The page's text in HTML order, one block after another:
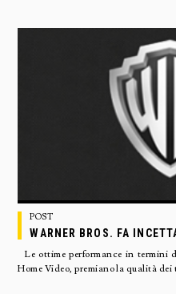
POST
WARNER BROS. FA
Le ottime performance in termini
Home Video, premiano la qualità